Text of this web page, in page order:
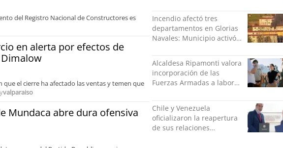
del Registro Nacional de Constructores es
en alerta por efectos de
el cierre ha afectado las ventas y temen que
valparaiso
Mundaca abre dura ofensiva
su pareja
Incendio afectó tres
departamentos en Glorias
Navales: Municipio activó
damnificadas
Alcaldesa Ripamonti valora
incorporación de las
Fuerzas Armadas a labores
“responsabilidad política”
Chile y Venezuela
oficializaron la reapertura
de sus relaciones